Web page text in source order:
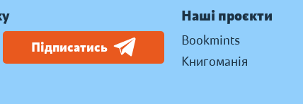
Підписатись
Наші проєкти
Bookmints
Книгоманія